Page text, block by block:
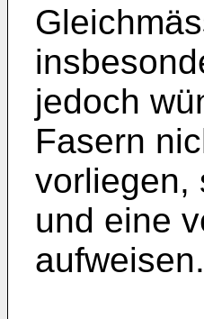
jedoch
Fasern
vorliegen,
und eine
aufweisen.